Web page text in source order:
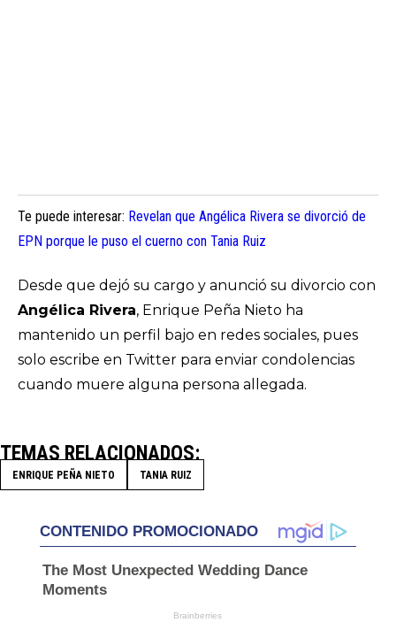
Te puede interesar: Revelan que Angélica Rivera se divorció de
EPN porque le puso el cuerno con Tania Ruiz
Desde que dejó su cargo y anunció su divorcio con
Angélica Rivera, Enrique Peña Nieto ha
mantenido un perfil bajo en redes sociales, pues
solo escribe en Twitter para enviar condolencias
cuando muere alguna persona allegada.
TEMAS RELACIONADOS
ENRIQUE PEÑA NIETO TANIA RUIZ